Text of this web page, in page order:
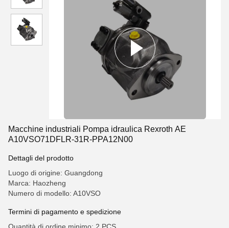
Macchine industriali Pompa idraulica Rexroth AE
A10VSO71DFLR-31R-PPA12N00
Dettagli del prodotto
Luogo di origine: Guangdong
Marca: Haozheng
Numero di modello: A10VSO
Termini di pagamento e spedizione